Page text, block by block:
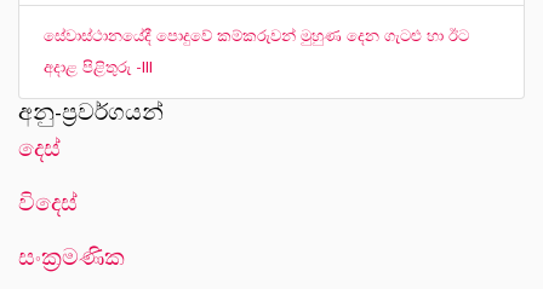
සේවාස්ථානයේදී පොදුවේ කම්කරුවන් මුහුණ දෙන ගැටළු හා ඊට
අදාළ පිළිතුරු -III
අනු-ප්‍රවර්ගයන්
දෙස්
විදෙස්
සංක‍්‍රමණික